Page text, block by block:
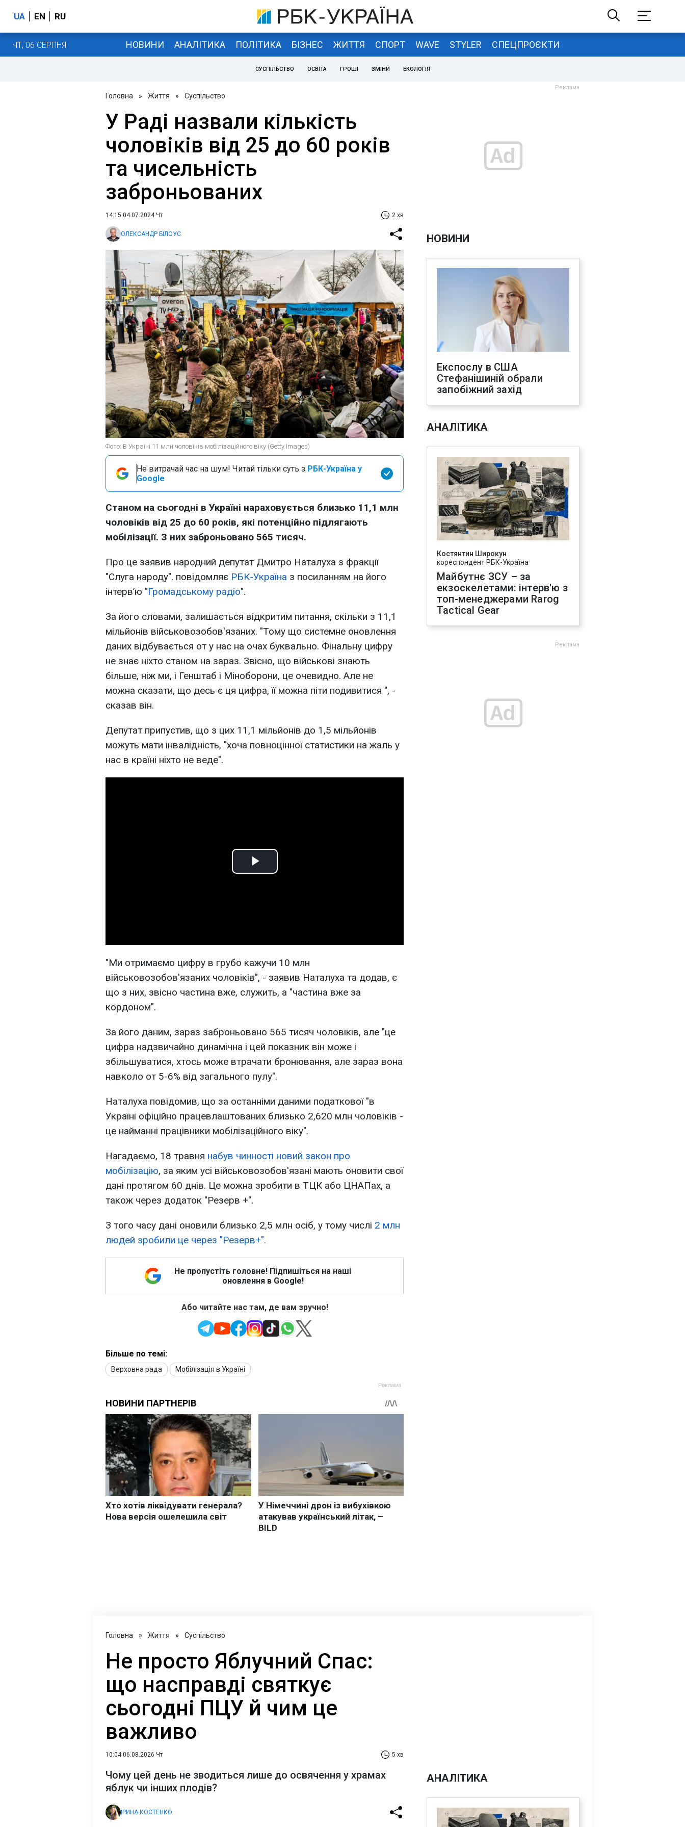
UA EN RU
ЧТ, 06 СЕРПНЯ НОВИНИ АНАЛІТИКА ПОЛІТИКА БІЗНЕС ЖИТТЯ СПОРТ WAVE STYLER СПЕЦПРОЄКТИ
СУСПІЛЬСТВО ОСВІТА ГРОШІ ЗМІНИ ЕКОЛОГІЯ
Головна » Життя » Суспільство
У Раді назвали кількість
чоловіків від 25 до 60 років
та чисельність
заброньованих
14:15 04.07.2024 Чт 2 хв
ОЛЕКСАНДР БІЛОУС
Фото: В Україні 11 млн чоловіків мобілізаційного віку (Getty Images)
Не витрачай час на шум! Читай тільки суть з РБК-Україна у
Google
Станом на сьогодні в Україні нараховується близько 11,1 млн
чоловіків від 25 до 60 років, які потенційно підлягають
мобілізації. З них заброньовано 565 тисяч.
Про це заявив народний депутат Дмитро Наталуха з фракції
"Слуга народу". повідомляє РБК-Україна з посиланням на його
інтерв’ю "Громадському радіо".
За його словами, залишається відкритим питання, скільки з 11,1
мільйонів військовозобов'язаних. "Тому що системне оновлення
даних відбувається от у нас на очах буквально. Фінальну цифру
не знає ніхто станом на зараз. Звісно, що військові знають
більше, ніж ми, і Генштаб і Міноборони, це очевидно. Але не
можна сказати, що десь є ця цифра, її можна піти подивитися ", -
сказав він.
Депутат припустив, що з цих 11,1 мільйонів до 1,5 мільйонів
можуть мати інвалідність, "хоча повноцінної статистики на жаль у
нас в країні ніхто не веде".
Play
"Ми отримаємо цифру в грубо кажучи 10 млн
військовозобов'язаних чоловіків", - заявив Наталуха та додав, є
що з них, звісно частина вже, служить, а "частина вже за
кордоном".
За його даним, зараз заброньовано 565 тисяч чоловіків, але "це
цифра надзвичайно динамічна і цей показник він може і
збільшуватися, хтось може втрачати бронювання, але зараз вона
навколо от 5-6% від загального пулу".
Наталуха повідомив, що за останніми даними податкової "в
Україні офіційно працевлаштованих близько 2,620 млн чоловіків -
це найманні працівники мобілізаційного віку".
Нагадаємо, 18 травня набув чинності новий закон про
мобілізацію, за яким усі військовозобов'язані мають оновити свої
дані протягом 60 днів. Це можна зробити в ТЦК або ЦНАПах, а
також через додаток "Резерв +".
З того часу дані оновили близько 2,5 млн осіб, у тому числі 2 млн
людей зробили це через "Резерв+".
Не пропустіть головне! Підпишіться на наші
оновлення в Google!
Або читайте нас там, де вам зручно!
Більше по темі:
Верховна рада Мобілізація в Україні
НОВИНИ
Експослу в США
Стефанішиній обрали
запобіжний захід
АНАЛІТИКА
Костянтин Широкун
кореспондент РБК-Україна
Майбутнє ЗСУ – за
екзоскелетами: інтерв'ю з
топ-менеджерами Rarog
Tactical Gear
Головна » Життя » Суспільство
Не просто Яблучний Спас:
що насправді святкує
сьогодні ПЦУ й чим це
важливо
10:04 06.08.2026 Чт 5 хв
Чому цей день не зводиться лише до освячення у храмах
яблук чи інших плодів?
ІРИНА КОСТЕНКО
АНАЛІТИКА